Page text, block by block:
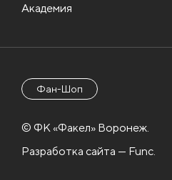
Академия
Фан-Шоп
© ФК «Факел» Воронеж.
Разработка сайта — Func.